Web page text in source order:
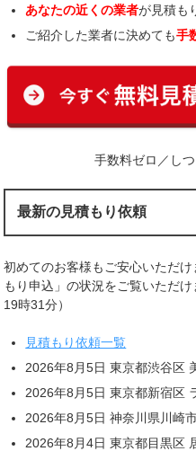
あなたの近くの業者が見積も
ご紹介した業者に決めても手
手数料ゼロ／し
最新の見積もり依頼
初めてのお客様もご安心いただ
もり申込」の状況をご覧いただ
19時31分）
見積もり依頼一覧
2026年8月5日 東京都渋谷区
2026年8月5日 東京都新宿区
2026年8月5日 神奈川県川崎
2026年8月4日 東京都目黒区